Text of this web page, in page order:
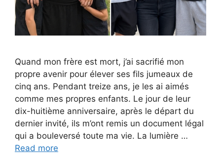
Quand mon frère est mort, j’ai sacrifié mon
propre avenir pour élever ses fils jumeaux de
cinq ans. Pendant treize ans, je les ai aimés
comme mes propres enfants. Le jour de leur
dix-huitième anniversaire, après le départ du
dernier invité, ils m’ont remis un document légal
qui a bouleversé toute ma vie. La lumière …
Read more